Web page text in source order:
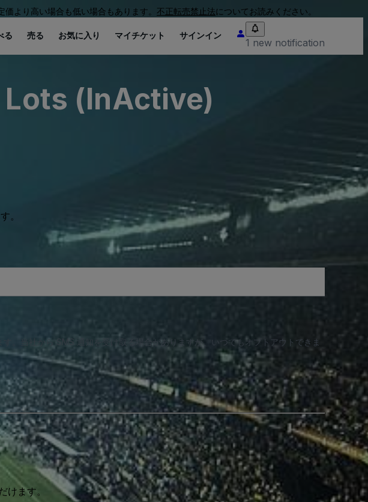
より高い場合も低い場合もあります。 不正転売禁止法についてお読みください。
る 売る お気に入り マイチケット サインイン
1 new notification
(InActive)
。
す。当社から SMS 通知を受け取る場合がありますが、いつでもオプトアウトできま
ます。